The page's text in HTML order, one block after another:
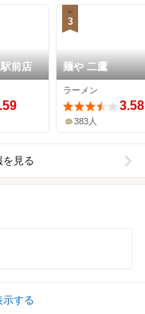
前店
3
麺や 二鷹
ラーメン
3.58
383人
を見る
示する